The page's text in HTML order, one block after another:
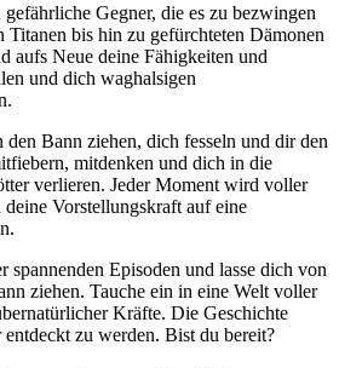
Gegner, die es zu bezwingen
Titanen bis hin zu gefürchteten Dämonen
aufs Neue deine Fähigkeiten und
und dich waghalsigen
Bann ziehen, dich fesseln und dir den
mitdenken und dich in die
verlieren. Jeder Moment wird voller
Vorstellungskraft auf eine
spannenden Episoden und lasse dich von
ziehen. Tauche ein in eine Welt voller
Kräfte. Die Geschichte
zu werden. Bist du bereit?